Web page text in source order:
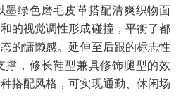
墨绿色磨毛皮革搭配清爽织物面
的视觉调性形成碰撞，平衡了都
的慵懒感。延伸至后跟的标志性
，修长鞋型兼具修饰腿型的效
搭配风格，可实现通勤、休闲场